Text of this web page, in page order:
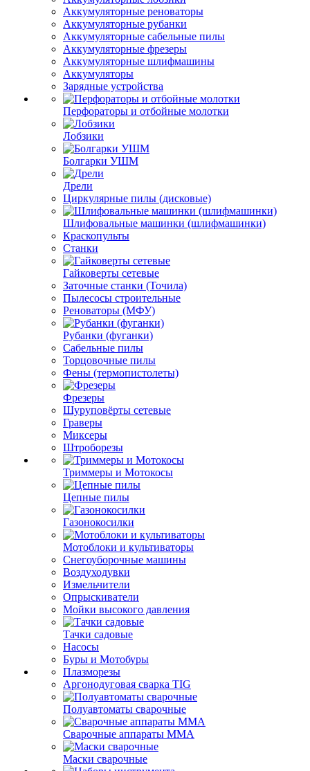
Аккумуляторные реноваторы
Аккумуляторные рубанки
Аккумуляторные сабельные пилы
Аккумуляторные фрезеры
Аккумуляторные шлифмашины
Аккумуляторы
Зарядные устройства
Перфораторы и отбойные молотки
Лобзики
Болгарки УШМ
Дрели
Циркулярные пилы (дисковые)
Шлифовальные машинки (шлифмашинки)
Краскопульты
Станки
Гайковерты сетевые
Заточные станки (Точила)
Пылесосы строительные
Реноваторы (МФУ)
Рубанки (фуганки)
Сабельные пилы
Торцовочные пилы
Фены (термопистолеты)
Фрезеры
Шуруповёрты сетевые
Граверы
Миксеры
Штроборезы
Триммеры и Мотокосы
Цепные пилы
Газонокосилки
Мотоблоки и культиваторы
Снегоуборочные машины
Воздуходувки
Измельчители
Опрыскиватели
Мойки высокого давления
Тачки садовые
Насосы
Буры и Мотобуры
Плазморезы
Аргонодуговая сварка TIG
Полуавтоматы сварочные
Сварочные аппараты ММА
Маски сварочные